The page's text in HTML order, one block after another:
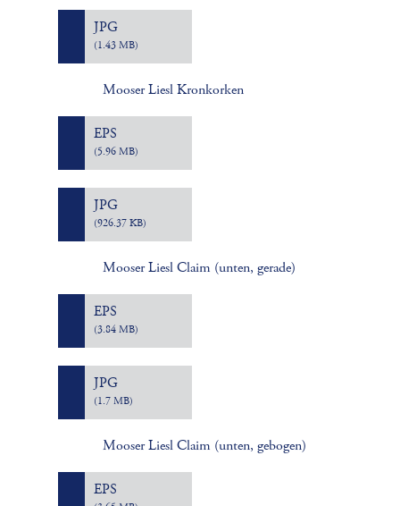
JPG
(1.43 MB)
Mooser Liesl Kronkorken
EPS
(5.96 MB)
JPG
(926.37 KB)
Mooser Liesl Claim (unten, gerade)
EPS
(3.84 MB)
JPG
(1.7 MB)
Mooser Liesl Claim (unten, gebogen)
EPS